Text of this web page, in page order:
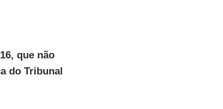
que não
do Tribunal